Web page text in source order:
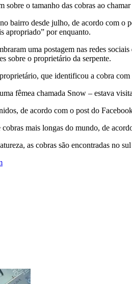
sobre o tamanho das cobras ao
bairro desde julho, de acordo com
apropriado” por enquanto.
uma postagem nas redes
sobre o proprietário da serpente.
que identificou a cobra com
fêmea chamada Snow – estava
de acordo com o post do
cobras mais longas do mundo, de
as cobras são encontradas no